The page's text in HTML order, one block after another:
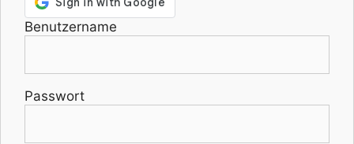
Benutzername
Passwort